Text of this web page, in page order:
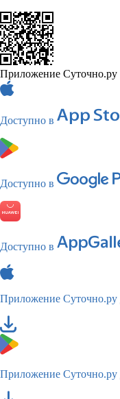
Приложение Суточно.ру
Доступно в
Доступно в
Доступно в
Приложение Суточно.ру
Приложение Суточно.ру